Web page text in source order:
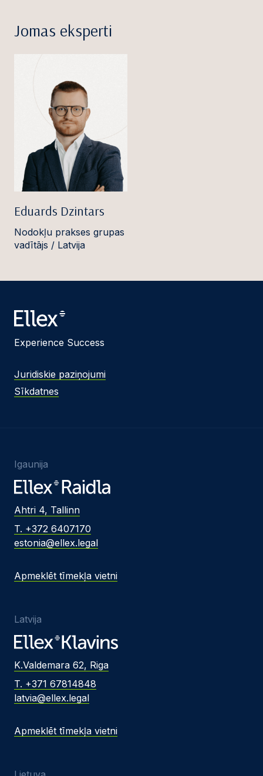
Jomas eksperti
Eduards Dzintars
Nodokļu prakses grupas
vadītājs / Latvija
Experience Success
Juridiskie paziņojumi
Sīkdatnes
Igaunija
Ahtri 4, Tallinn
T. +372 6407170
estonia@ellex.legal
Apmeklēt tīmekļa vietni
Latvija
K.Valdemara 62, Riga
T. +371 67814848
latvia@ellex.legal
Apmeklēt tīmekļa vietni